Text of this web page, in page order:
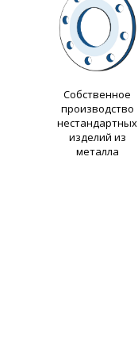
Собственное
производство
нестандартных
изделий из
металла